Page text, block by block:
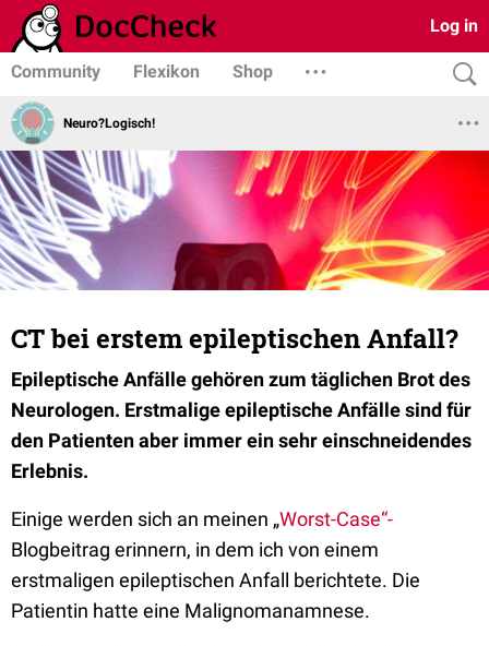
Log in
Community Flexikon Shop
Neuro?Logisch!
CT bei erstem epileptischen Anfall?
Epileptische Anfälle gehören zum täglichen Brot des
Neurologen. Erstmalige epileptische Anfälle sind für
den Patienten aber immer ein sehr einschneidendes
Erlebnis.
Einige werden sich an meinen „Worst-Case“-
Blogbeitrag erinnern, in dem ich von einem
erstmaligen epileptischen Anfall berichtete. Die
Patientin hatte eine Malignomanamnese.